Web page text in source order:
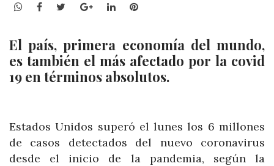
WhatsApp
Facebook
TwitterGoogle+LinkedInPinterest
El país, primera economía del mundo,
es también el más afectado por la covid
19 en términos absolutos.
Estados Unidos superó el lunes los 6 millones
de casos detectados del nuevo coronavirus
desde el inicio de la pandemia, según la